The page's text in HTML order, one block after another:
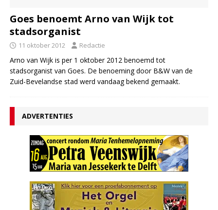
Goes benoemt Arno van Wijk tot
stadsorganist
11 oktober 2012 Redactie
Arno van Wijk is per 1 oktober 2012 benoemd tot
stadsorganist van Goes. De benoeming door B&W van de
Zuid-Bevelandse stad werd vandaag bekend gemaakt.
ADVERTENTIES